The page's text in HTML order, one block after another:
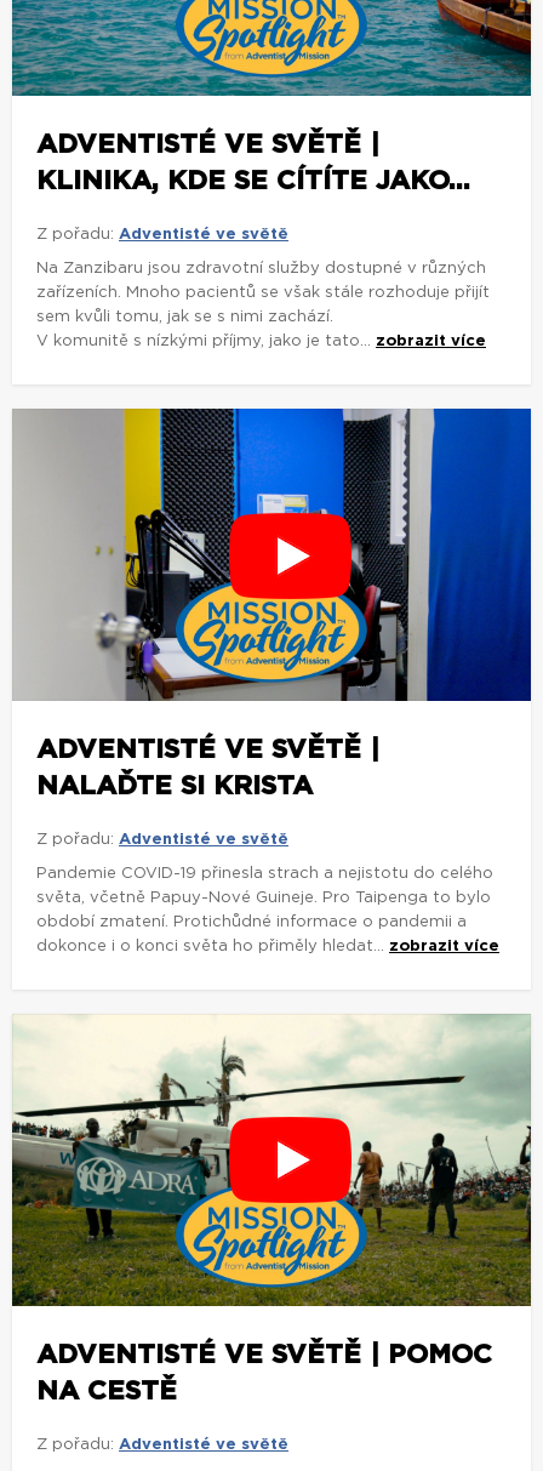
ADVENTISTÉ VE SVĚTĚ |
KLINIKA, KDE SE CÍTÍTE JAKO...
Z pořadu: Adventisté ve světě
Na Zanzibaru jsou zdravotní služby dostupné v různých
zařízeních. Mnoho pacientů se však stále rozhoduje přijít
sem kvůli tomu, jak se s nimi zachází.
V komunitě s nízkými příjmy, jako je tato... zobrazit více
ADVENTISTÉ VE SVĚTĚ |
NALAĎTE SI KRISTA
Z pořadu: Adventisté ve světě
Pandemie COVID-19 přinesla strach a nejistotu do celého
světa, včetně Papuy-Nové Guineje. Pro Taipenga to bylo
období zmatení. Protichůdné informace o pandemii a
dokonce i o konci světa ho přiměly hledat... zobrazit více
ADVENTISTÉ VE SVĚTĚ | POMOC
NA CESTĚ
Z pořadu: Adventisté ve světě